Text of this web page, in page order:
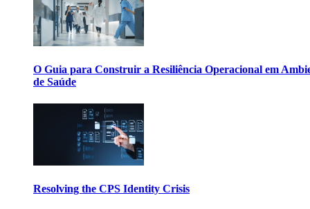
O Guia para Construir a Resiliência Operacional em
de Saúde
Resolving the CPS Identity Crisis